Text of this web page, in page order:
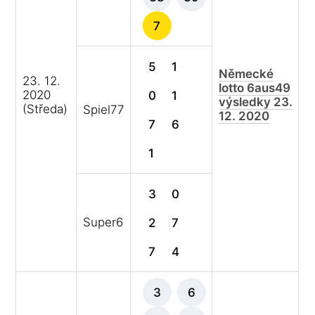
23. 12.
2020
(Středa)
7
Německé
lotto 6aus49
výsledky 23.
12. 2020
Spiel77
5 1
0 1
7 6
1
Super6
3 0
2 7
7 4
3 6